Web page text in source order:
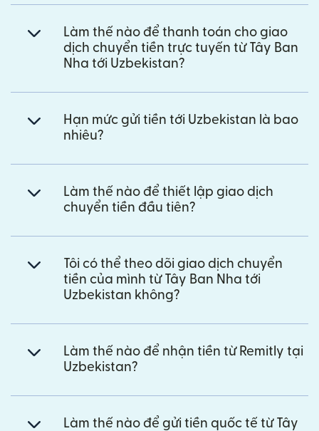
Làm thế nào để thanh toán cho giao
dịch chuyển tiền trực tuyến từ Tây Ban
Nha tới Uzbekistan?
Hạn mức gửi tiền tới Uzbekistan là bao
nhiêu?
Làm thế nào để thiết lập giao dịch
chuyển tiền đầu tiên?
Tôi có thể theo dõi giao dịch chuyển
tiền của mình từ Tây Ban Nha tới
Uzbekistan không?
Làm thế nào để nhận tiền từ Remitly tại
Uzbekistan?
Làm thế nào để gửi tiền quốc tế từ Tây